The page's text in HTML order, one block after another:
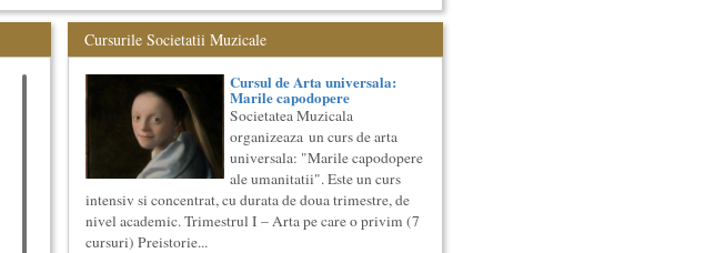
Cursurile Societatii Muzicale
Cursul de Arta universala:
Marile capodopere
Societatea Muzicala
organizeaza un curs de arta
universala: "Marile capodopere
ale umanitatii". Este un curs
intensiv si concentrat, cu durata de doua trimestre, de
nivel academic. Trimestrul I – Arta pe care o privim (7
cursuri) Preistorie...